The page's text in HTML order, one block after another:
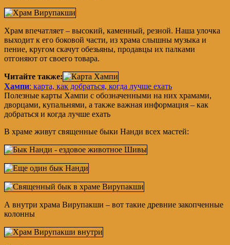
Храм впечатляет – высокий, каменный, резной. Наша улочка
выходит к его боковой части, из храма слышны музыка и
пение, кругом скачут обезьяны, продавцы их палками
отгоняют от своего товара.
Читайте также:
Хампи: карта, как добраться, когда лучше ехать
Полезные карты Хампи с обозначенными на них храмами,
дворцами, купальнями, а также важная информация – как
добраться и когда лучше ехать
В храме живут священные быки Нанди всех мастей:
А внутри храма Вирупакши – вот такие древние закопченные
колонны